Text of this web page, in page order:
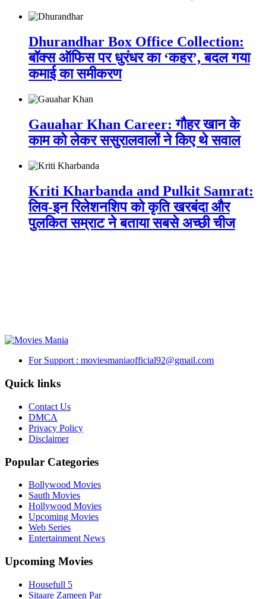
Dhurandhar Box Office Collection:
बॉक्स ऑफिस पर धुरंधर का ‘कहर’, बदल गया
कमाई का समीकरण
Gauahar Khan Career: गौहर खान के
काम को लेकर ससुरालवालों ने किए थे सवाल
Kriti Kharbanda and Pulkit Samrat:
लिव-इन रिलेशनशिप को कृति खरबंदा और
पुलकित सम्राट ने बताया सबसे अच्छी चीज
For Support : moviesmaniaofficial92@gmail.com
Quick links
Contact Us
DMCA
Privacy Policy
Disclaimer
Popular Categories
Bollywood Movies
Sauth Movies
Hollywood Movies
Upcoming Movies
Web Series
Entertainment News
Upcoming Movies
Housefull 5
Sitaare Zameen Par